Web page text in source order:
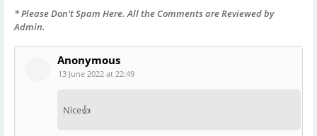
* Please Don't Spam Here. All the Comments are Reviewed by
Admin.
Anonymous
13 June 2022 at 22:49
Nice👍